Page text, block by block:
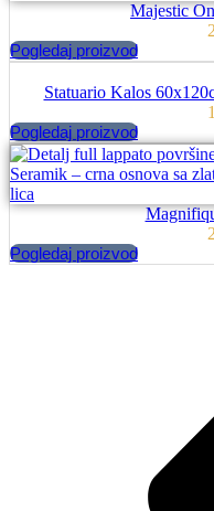
Majestic
Pogledaj proizvod
Statuario Kalos
Pogledaj proizvod
Pogledaj proizvod